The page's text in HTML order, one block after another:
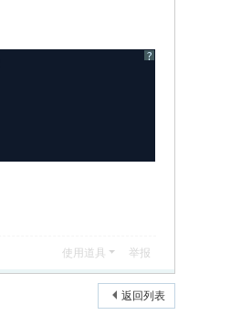
?
使用道具 举报
返回列表